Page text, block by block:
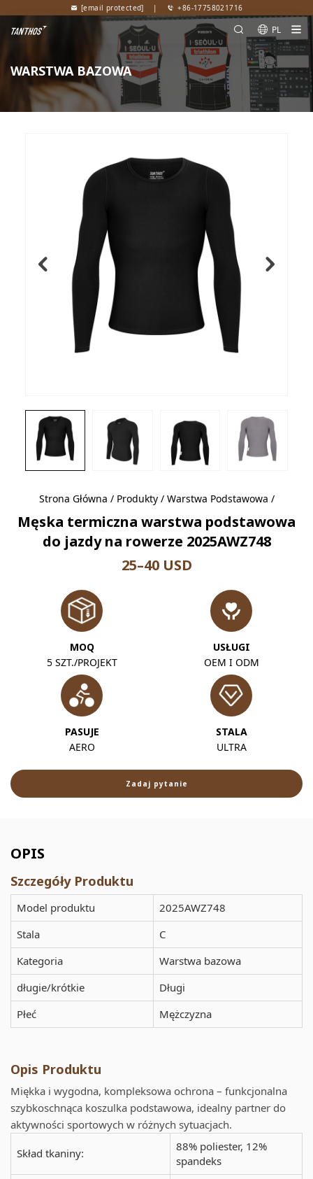
[email protected] | +86-17758021716
PL
WARSTWA BAZOWA
Strona Główna / Produkty/ Warstwa Podstawowa /
Męska termiczna warstwa podstawowa
do jazdy na rowerze 2025AWZ748
25–40 USD
MOQ
5 SZT./PROJEKT
USŁUGI
OEM I ODM
PASUJE
AERO
STALA
ULTRA
Zadaj pytanie
OPIS
Szczegóły Produktu
Model produktu
2025AWZ748
Stala
C
Kategoria
Warstwa bazowa
długie/krótkie
Długi
Płeć
Mężczyzna
Opis Produktu
Miękka i wygodna, kompleksowa ochrona – funkcjonalna
szybkoschnąca koszulka podstawowa, idealny partner do
aktywności sportowych w różnych sytuacjach.
Skład tkaniny:
88% poliester, 12%
spandeks